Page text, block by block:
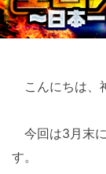
こんにちは、
今回は3月末
す。